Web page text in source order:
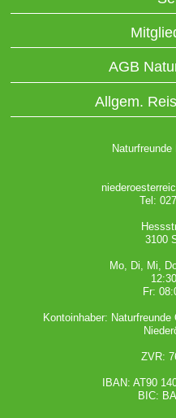
AGB
Allgem.
Tel:
3100
Mo, Di, Mi,
Fr:
Kontoinhaber:
ZVR:
IBAN: AT90
BIC: